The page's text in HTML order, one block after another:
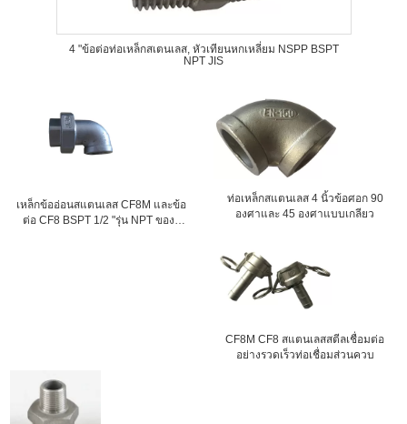
4 "ข้อต่อท่อเหล็กสเตนเลส, หัวเทียนหกเหลี่ยม NSPP BSPT
NPT JIS
เหล็กข้ออ่อนสแตนเลส CF8M และข้อ
ต่อ CF8 BSPT 1/2 "รุ่น NPT ของผู้
ท่อเหล็กสแตนเลส 4 นิ้วข้อศอก 90
องศาและ 45 องศาแบบเกลียว
CF8M CF8 สแตนเลสสตีลเชื่อมต่อ
อย่างรวดเร็วท่อเชื่อมส่วนควบ